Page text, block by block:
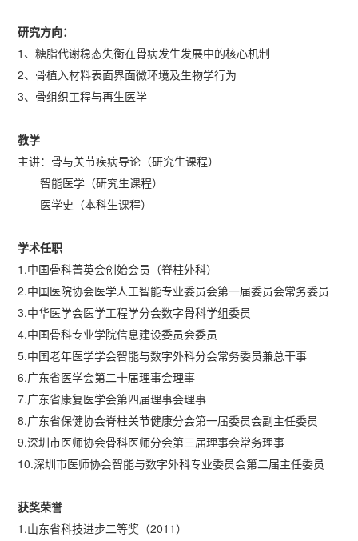
研究方向：
1、糖脂代谢稳态失衡在骨病发生发展中的核心机制
2、骨植入材料表面界面微环境及生物学行为
3、骨组织工程与再生医学
教学
主讲：骨与关节疾病导论（研究生课程）
智能医学（研究生课程）
医学史（本科生课程）
学术任职
1.中国骨科菁英会创始会员（脊柱外科）
2.中国医院协会医学人工智能专业委员会第一届委员会常务委员
3.中华医学会医学工程学分会数字骨科学组委员
4.中国骨科专业学院信息建设委员会委员
5.中国老年医学学会智能与数字外科分会常务委员兼总干事
6.广东省医学会第二十届理事会理事
7.广东省康复医学会第四届理事会理事
8.广东省保健协会脊柱关节健康分会第一届委员会副主任委员
9.深圳市医师协会骨科医师分会第三届理事会常务理事
10.深圳市医师协会智能与数字外科专业委员会第二届主任委员
获奖荣誉
1.山东省科技进步二等奖（2011）